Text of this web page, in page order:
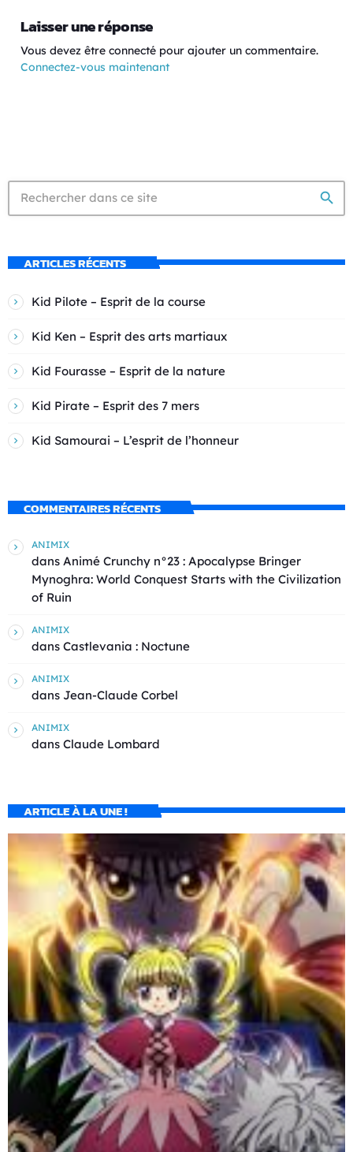
Laisser une réponse
Vous devez être connecté pour ajouter un commentaire.
Connectez-vous maintenant
search
ARTICLES RÉCENTS
Kid Pilote – Esprit de la course
Kid Ken – Esprit des arts martiaux
Kid Fourasse – Esprit de la nature
Kid Pirate – Esprit des 7 mers
Kid Samourai – L’esprit de l’honneur
COMMENTAIRES RÉCENTS
ANIMIX
dans Animé Crunchy n°23 : Apocalypse Bringer
Mynoghra: World Conquest Starts with the Civilization
of Ruin
ANIMIX
dans Castlevania : Noctune
ANIMIX
dans Jean-Claude Corbel
ANIMIX
dans Claude Lombard
ARTICLE À LA UNE !